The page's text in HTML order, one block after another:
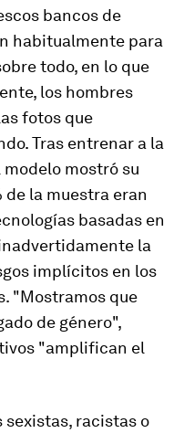
bancos de
habitualmente para
todo, en lo que
los hombres
fotos que
Tras entrenar a la
mostró su
la muestra eran
basadas en
la
implícitos en los
"Mostramos que
de género",
"amplifican el
sexistas, racistas o